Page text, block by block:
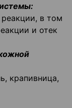
реакции, в том
и отек
крапивница,